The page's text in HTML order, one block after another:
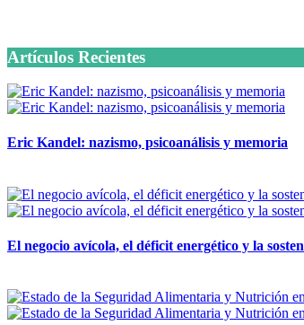
Artículos Recientes
Eric Kandel: nazismo, psicoanálisis y memoria
El negocio avícola, el déficit energético y la